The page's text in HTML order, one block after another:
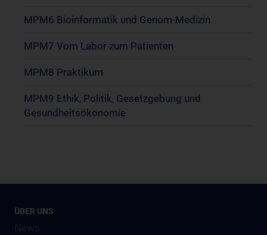
MPM6 Bioinformatik und Genom-Medizin
MPM7 Vom Labor zum Patienten
MPM8 Praktikum
MPM9 Ethik, Politik, Gesetzgebung und
Gesundheitsökonomie
ÜBER UNS